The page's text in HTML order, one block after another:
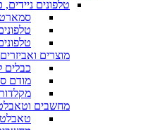
טלפונים
מוצרים
כבלים
מודם
מחשבים